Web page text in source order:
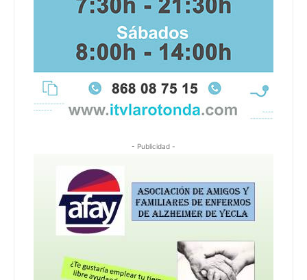
- Publicidad -